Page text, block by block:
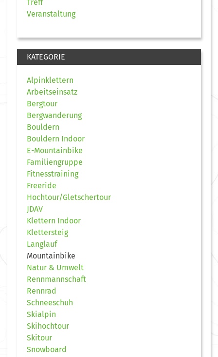
Treff
Veranstaltung
KATEGORIE
Alpinklettern
Arbeitseinsatz
Bergtour
Bergwanderung
Bouldern
Bouldern Indoor
E-Mountainbike
Familiengruppe
Fitnesstraining
Freeride
Hochtour/Gletschertour
JDAV
Klettern Indoor
Klettersteig
Langlauf
Mountainbike
Natur & Umwelt
Rennmannschaft
Rennrad
Schneeschuh
Skialpin
Skihochtour
Skitour
Snowboard